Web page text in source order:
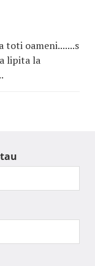
toti oameni.......s
lipita la